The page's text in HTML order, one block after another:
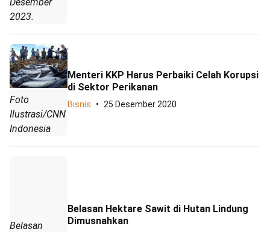
Desember
2023.
Foto
Ilustrasi/CNN
Indonesia
Menteri KKP Harus Perbaiki Celah Korupsi
di Sektor Perikanan
Bisnis 25 Desember 2020
Belasan
Belasan Hektare Sawit di Hutan Lindung
Dimusnahkan